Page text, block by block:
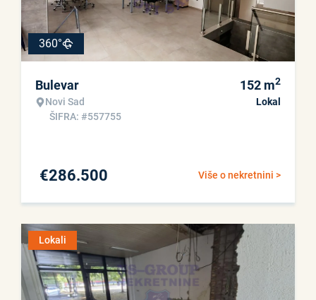
360°
Bulevar
Novi Sad
ŠIFRA: #557755
152 m2
Lokal
Više o nekretnini >
€286.500
Lokali